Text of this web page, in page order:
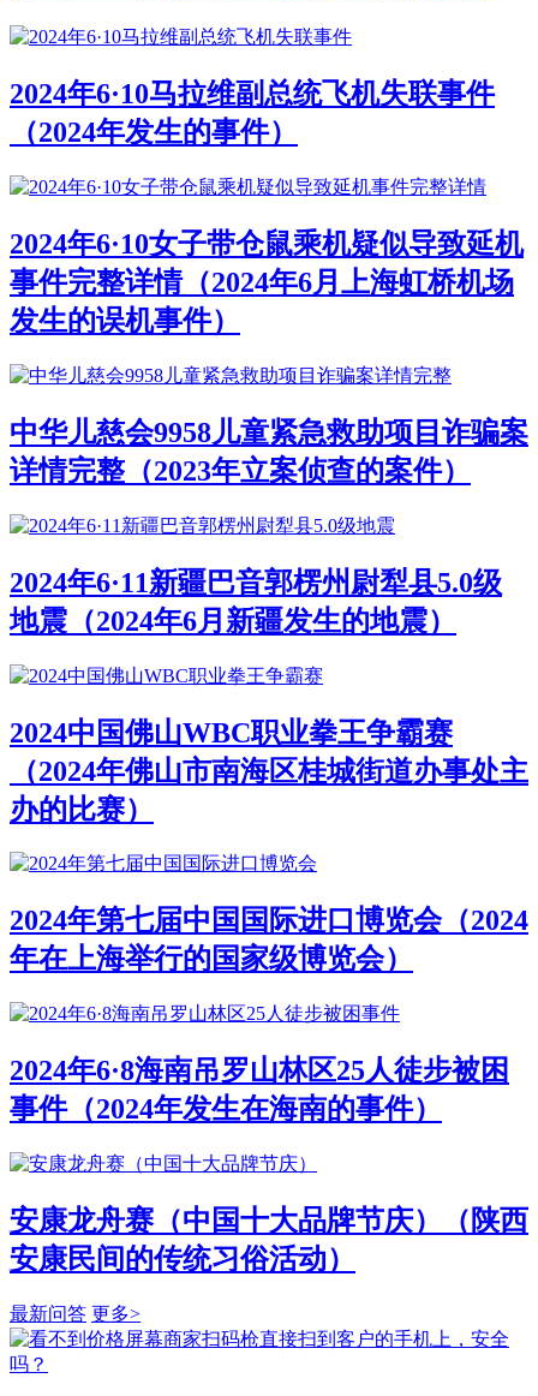
2024年6·10马拉维副总统飞机失联事件
（2024年发生的事件）
2024年6·10女子带仓鼠乘机疑似导致延机
事件完整详情（2024年6月上海虹桥机场
发生的误机事件）
中华儿慈会9958儿童紧急救助项目诈骗案
详情完整（2023年立案侦查的案件）
2024年6·11新疆巴音郭楞州尉犁县5.0级
地震（2024年6月新疆发生的地震）
2024中国佛山WBC职业拳王争霸赛
（2024年佛山市南海区桂城街道办事处主
办的比赛）
2024年第七届中国国际进口博览会（2024
年在上海举行的国家级博览会）
2024年6·8海南吊罗山林区25人徒步被困
事件（2024年发生在海南的事件）
安康龙舟赛（中国十大品牌节庆）（陕西
安康民间的传统习俗活动）
最新问答 更多>